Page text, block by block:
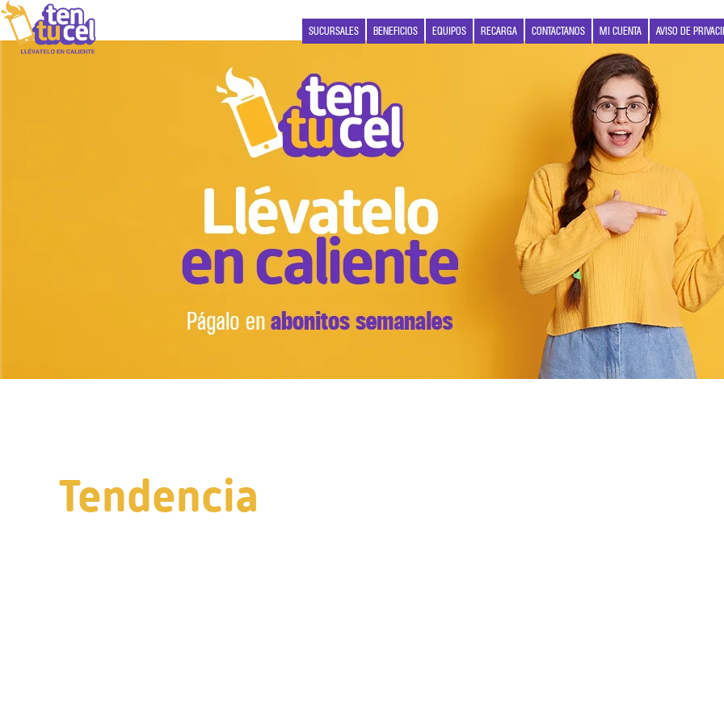
SUCURSALES BENEFICIOS EQUIPOS RECARGA CONTACTANOS MI CUENTA AVISO DE
Tendencia